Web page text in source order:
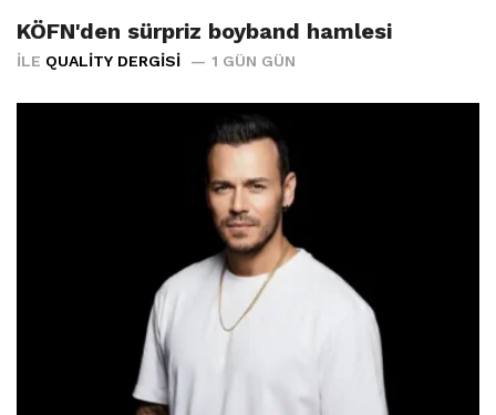
KÖFN'den sürpriz boyband hamlesi
İLE QUALITY DERGISI 1 GÜN GÜN